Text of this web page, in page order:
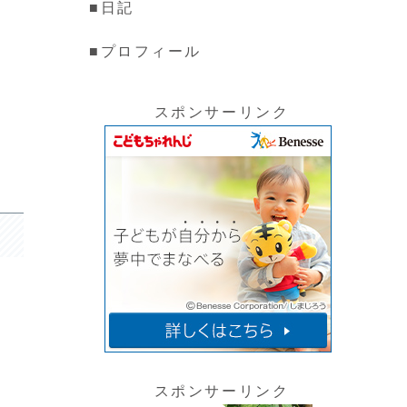
■日記
■プロフィール
スポンサーリンク
スポンサーリンク